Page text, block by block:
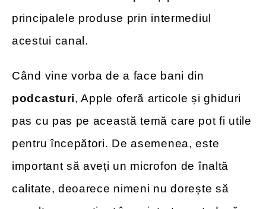
principalele produse prin intermediul
acestui canal.
Când vine vorba de a face bani din
podcasturi, Apple oferă articole și ghiduri
pas cu pas pe această temă care pot fi utile
pentru începători. De asemenea, este
important să aveți un microfon de înaltă
calitate, deoarece nimeni nu dorește să